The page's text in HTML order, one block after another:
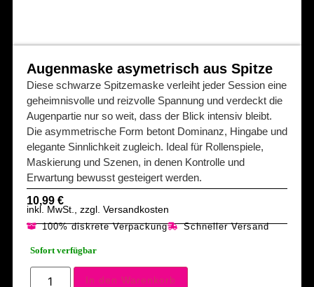
Augenmaske asymetrisch aus Spitze
Diese schwarze Spitzemaske verleiht jeder Session eine
geheimnisvolle und reizvolle Spannung und verdeckt die
Augenpartie nur so weit, dass der Blick intensiv bleibt.
Die asymmetrische Form betont Dominanz, Hingabe und
elegante Sinnlichkeit zugleich. Ideal für Rollenspiele,
Maskierung und Szenen, in denen Kontrolle und
Erwartung bewusst gesteigert werden.
10,99 €
inkl. MwSt., zzgl. Versandkosten
100% diskrete Verpackung Schneller Versand
Sofort verfügbar
In den Warenkorb